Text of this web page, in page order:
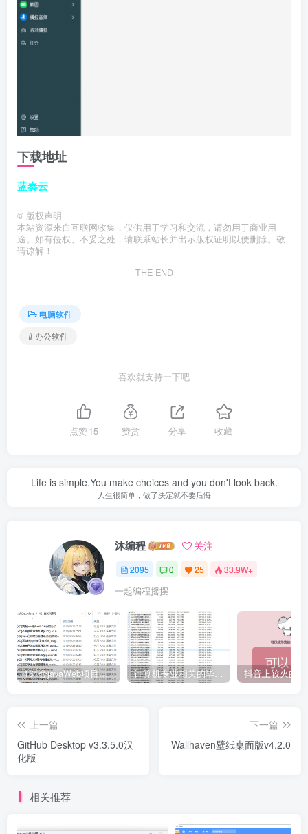
下载地址
蓝奏云
© 版权声明
本站资源来自互联网收集，仅供用于学习和交流，请勿用于商业用
途。如有侵权、不妥之处，请联系站长并出示版权证明以便删除。敬
请谅解！
THE END
电脑软件
# 办公软件
喜欢就支持一下吧
点赞15 赞赏 分享 收藏
Life is simple.You make choices and you don't look back.
人生很简单，做了决定就不要后悔
沐编程 关注
2095 0 25 33.9W+
一起编程摇摆
161套javaWeb项目源码免费分享 计算机专业相关的毕业设计论文合集免费下载
上一篇
GitHub Desktop v3.3.5.0汉
化版
下一篇
Wallhaven壁纸桌面版v4.2.0
相关推荐